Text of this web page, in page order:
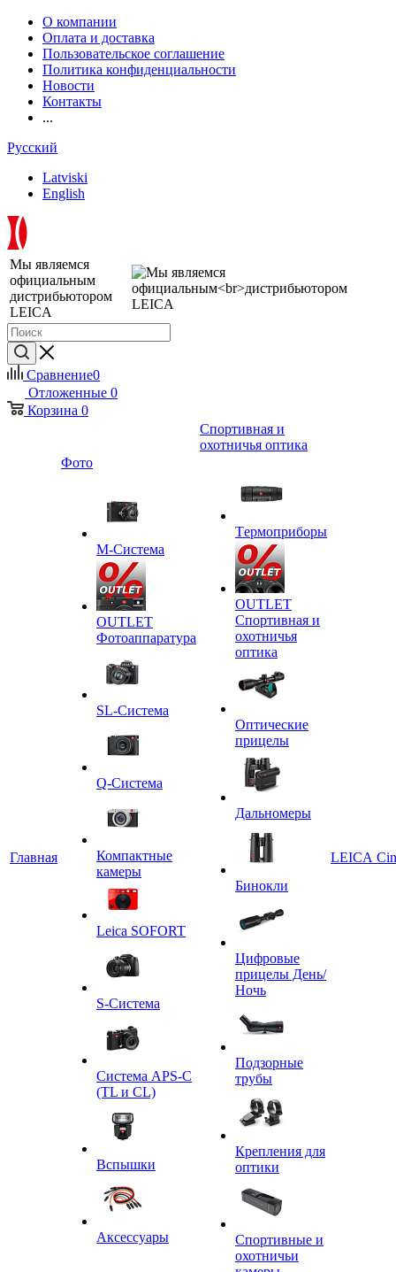
О компании
Оплата и доставка
Пользовательское соглашение
Политика конфиденциальности
Новости
Контакты
...
Русский
Latviski
English
Мы являемся
официальным
дистрибьютором
LEICA
Сравнение0
Отложенные 0
Корзина 0
Главная
Фото
M-Система
OUTLET
Фотоаппаратура
SL-Система
Q-Cистема
Компактные
камеры
Leica SOFORT
S-Система
Система APS-C
(TL и CL)
Вспышки
Аксессуары
Спортивная и
охотничья оптика
Tермоприборы
OUTLET
Спортивная и
охотничья
оптика
Оптические
прицелы
Дальномеры
Бинокли
Цифровые
прицелы День/
Ночь
Подзорные
трубы
Крепления для
оптики
Спортивные и
охотничьи
LEICA